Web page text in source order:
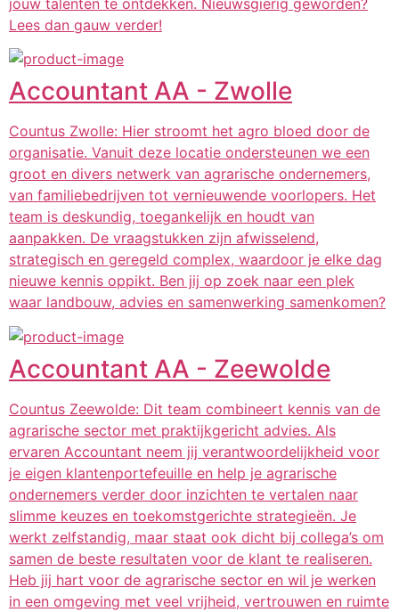
Lees dan gauw verder!
Accountant AA - Zwolle
Countus Zwolle: Hier stroomt het agro bloed door de
organisatie. Vanuit deze locatie ondersteunen we een
groot en divers netwerk van agrarische ondernemers,
van familiebedrijven tot vernieuwende voorlopers. Het
team is deskundig, toegankelijk en houdt van
aanpakken. De vraagstukken zijn afwisselend,
strategisch en geregeld complex, waardoor je elke dag
nieuwe kennis oppikt. Ben jij op zoek naar een plek
waar landbouw, advies en samenwerking samenkomen?
Accountant AA - Zeewolde
Countus Zeewolde: Dit team combineert kennis van de
agrarische sector met praktijkgericht advies. Als
ervaren Accountant neem jij verantwoordelijkheid voor
je eigen klantenportefeuille en help je agrarische
ondernemers verder door inzichten te vertalen naar
slimme keuzes en toekomstgerichte strategieën. Je
werkt zelfstandig, maar staat ook dicht bij collega’s om
samen de beste resultaten voor de klant te realiseren.
Heb jij hart voor de agrarische sector en wil je werken
in een omgeving met veel vrijheid, vertrouwen en ruimte